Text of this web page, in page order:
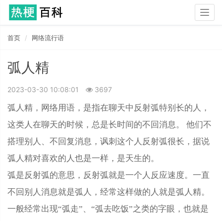
首页 网络流行语
弧人精
2023-03-30 10:08:01 3697
弧人精，网络用语，是指在聊天中反射弧特别长的人，
这类人在聊天的时候，总是长时间的不回消息。 他们不
搭理别人、不回复消息，讽刺这个人反射弧很长，据说
弧人精对喜欢的人也是一样，是天生的。
弧是反射弧的意思，反射弧就是一个人反应速度。一直
不回别人消息就是弧人，经常这样做的人就是弧人精。
一般经常出现“弧走”、“弧去吃饭”之类的字眼，也就是